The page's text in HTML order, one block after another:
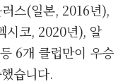
스(일본, 2016년),
코, 2020년), 알
6개 클럽만이 우승
습니다.